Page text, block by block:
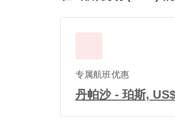
专属航班优惠
丹帕沙 - 珀斯,